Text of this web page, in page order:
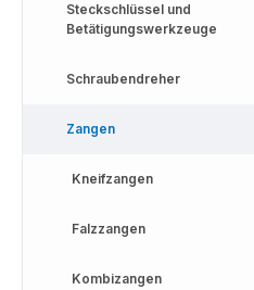
Steckschlüssel und
Betätigungswerkzeuge
Schraubendreher
Zangen
Kneifzangen
Falzzangen
Kombizangen